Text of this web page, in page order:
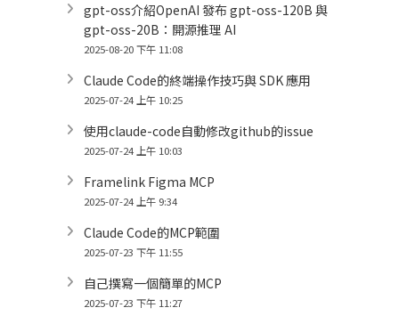
gpt-oss介紹OpenAI 發布 gpt-oss-120B 與
gpt-oss-20B：開源推理 AI
2025-08-20 下午 11:08
Claude Code的終端操作技巧與 SDK 應用
2025-07-24 上午 10:25
使用claude-code自動修改github的issue
2025-07-24 上午 10:03
Framelink Figma MCP
2025-07-24 上午 9:34
Claude Code的MCP範圍
2025-07-23 下午 11:55
自己撰寫一個簡單的MCP
2025-07-23 下午 11:27